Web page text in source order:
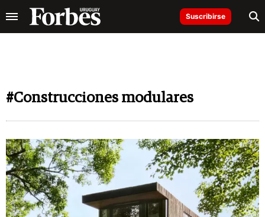
Suscribirse
#Construcciones modulares